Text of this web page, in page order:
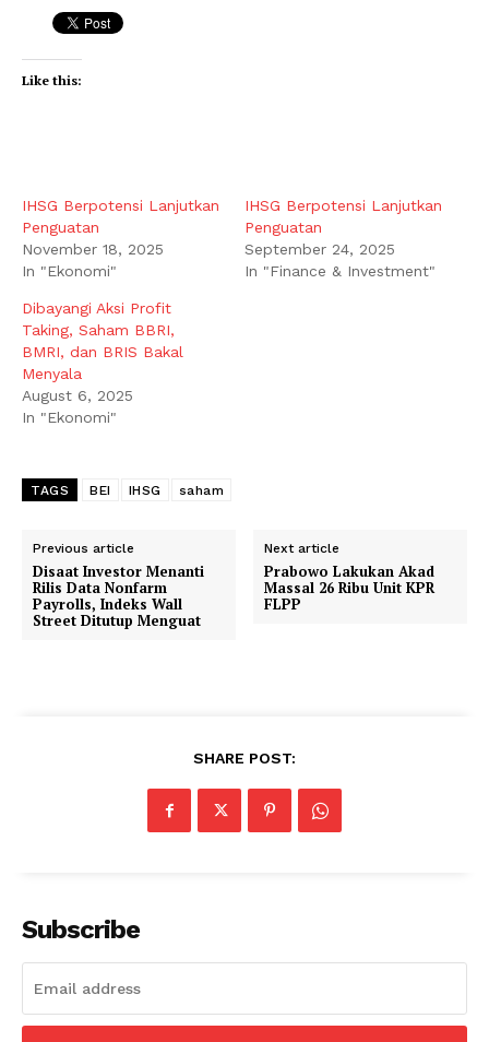
Like this:
IHSG Berpotensi Lanjutkan
Penguatan
November 18, 2025
In "Ekonomi"
IHSG Berpotensi Lanjutkan
Penguatan
September 24, 2025
In "Finance & Investment"
Dibayangi Aksi Profit
Taking, Saham BBRI,
BMRI, dan BRIS Bakal
Menyala
August 6, 2025
In "Ekonomi"
TAGS BEI IHSG saham
Previous article
Disaat Investor Menanti
Rilis Data Nonfarm
Payrolls, Indeks Wall
Street Ditutup Menguat
Next article
Prabowo Lakukan Akad
Massal 26 Ribu Unit KPR
FLPP
SHARE POST:
Subscribe